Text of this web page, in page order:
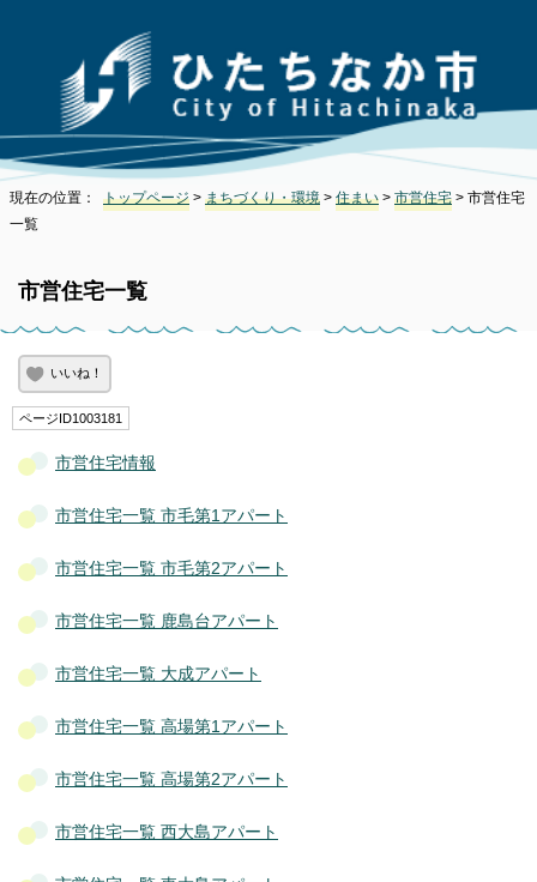
現在の位置： トップページ > まちづくり・環境 > 住まい > 市営住宅 > 市営住宅
一覧
市営住宅一覧
いいね！
ページID1003181
市営住宅情報
市営住宅一覧 市毛第1アパート
市営住宅一覧 市毛第2アパート
市営住宅一覧 鹿島台アパート
市営住宅一覧 大成アパート
市営住宅一覧 高場第1アパート
市営住宅一覧 高場第2アパート
市営住宅一覧 西大島アパート